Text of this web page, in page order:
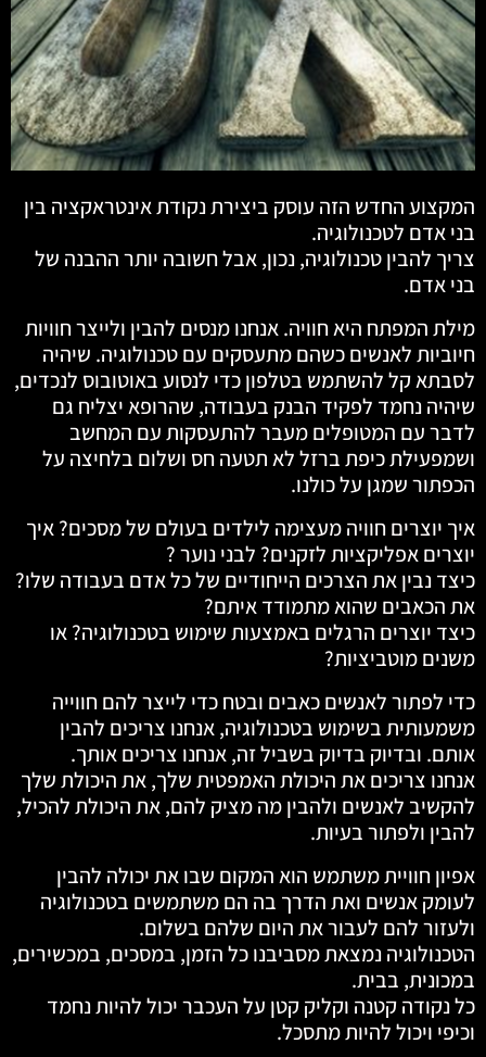
המקצוע החדש הזה עוסק ביצירת נקודת אינטראקציה בין
בני אדם לטכנולוגיה.
צריך להבין טכנולוגיה, נכון, אבל חשובה יותר ההבנה של
בני אדם.
מילת המפתח היא חוויה. אנחנו מנסים להבין ולייצר חוויות
חיוביות לאנשים כשהם מתעסקים עם טכנולוגיה. שיהיה
לסבתא קל להשתמש בטלפון כדי לנסוע באוטובוס לנכדים,
שיהיה נחמד לפקיד הבנק בעבודה, שהרופא יצליח גם
לדבר עם המטופלים מעבר להתעסקות עם המחשב
ושמפעילת כיפת ברזל לא תטעה חס ושלום בלחיצה על
הכפתור שמגן על כולנו.
איך יוצרים חוויה מעצימה לילדים בעולם של מסכים? איך
יוצרים אפליקציות לזקנים? לבני נוער ?
כיצד נבין את הצרכים הייחודיים של כל אדם בעבודה שלו?
את הכאבים שהוא מתמודד איתם?
כיצד יוצרים הרגלים באמצעות שימוש בטכנולוגיה? או
משנים מוטביציות?
כדי לפתור לאנשים כאבים ובטח כדי לייצר להם חווייה
משמעותית בשימוש בטכנולוגיה, אנחנו צריכים להבין
אותם. ובדיוק בדיוק בשביל זה, אנחנו צריכים אותך.
אנחנו צריכים את היכולת האמפטית שלך, את היכולת שלך
להקשיב לאנשים ולהבין מה מציק להם, את היכולת להכיל,
להבין ולפתור בעיות.
אפיון חוויית משתמש הוא המקום שבו את יכולה להבין
לעומק אנשים ואת הדרך בה הם משתמשים בטכנולוגיה
ולעזור להם לעבור את היום שלהם בשלום.
הטכנולוגיה נמצאת מסביבנו כל הזמן, במסכים, במכשירים,
במכונית, בבית.
כל נקודה קטנה וקליק קטן על העכבר יכול להיות נחמד
וכיפי ויכול להיות מתסכל.